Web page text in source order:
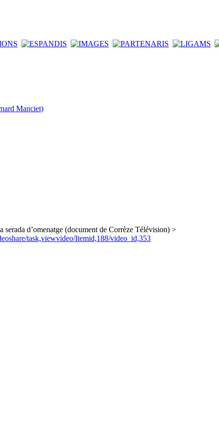
Manciet)
serada d’omenatge (document de Corrèze Télévision) >
task,viewvideo/Itemid,188/video_id,353